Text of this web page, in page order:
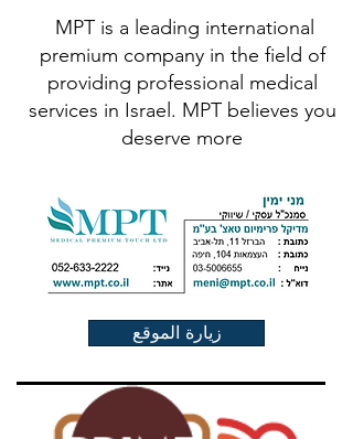
MPT is a leading international
premium company in the field of
providing professional medical
services in Israel. MPT believes you
deserve more
زيارة الموقع